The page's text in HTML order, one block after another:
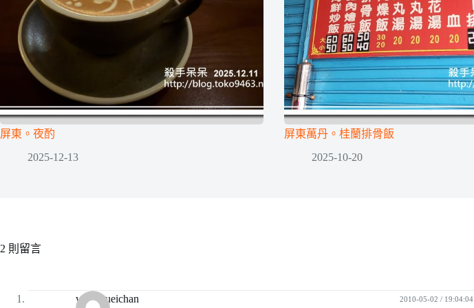
屏東。夜酌
2025-12-13
屏東萬丹。桂蘭排骨飯
2025-10-20
2 則留言
wanghueichan 2010-05-02 / 19:04:04